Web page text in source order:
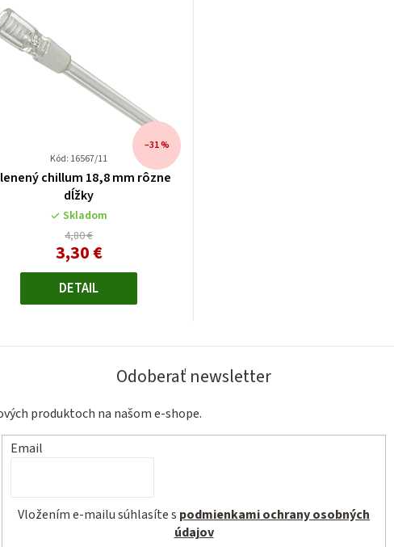
Kód: 16567/11
chillum 18,8 mm rôzne
dĺžky
Skladom
4,80 €
–31 %
3,30 €Jednotková
DETAIL
Odoberať newsletter
produktoch na našom e-shope.
Email
Vložením e-mailu súhlasíte s podmienkami ochrany osobných
údajov